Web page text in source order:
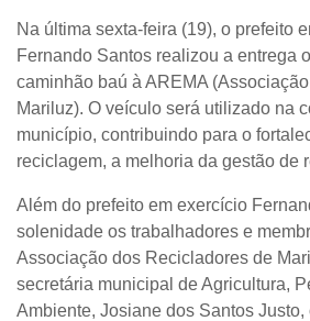
Na última sexta-feira (19), o prefeito
Fernando Santos realizou a entrega
caminhão baú à AREMA
Mariluz). O veículo será utilizado na
município, contribuindo para o
reciclagem, a melhoria da gestão de
Além do prefeito em exercício
solenidade os trabalhadores e
Associação dos Recicladores de
secretária municipal de Agricultura,
Ambiente, Josiane dos Santos